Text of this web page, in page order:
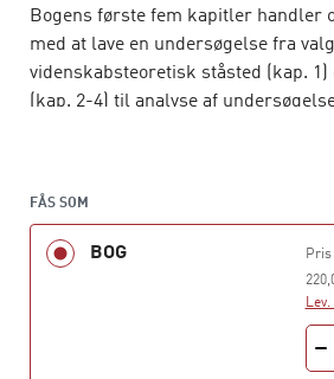
Bogens første fem kapitler handler
med at lave en undersøgelse fra
videnskabsteoretisk ståsted (kap.
(kap. 2-4) til analyse af
akademisk opgaveskrivning (kap. 7)
øve dig i at lave undersøgelser ved
kapitler (kap. 8 og 9).
Alle kapitler udreder teorier og
undersøgelser og giver konkrete
ærindet: ”Sådan gør du”. Hensigten
FÅS SOM
BOG